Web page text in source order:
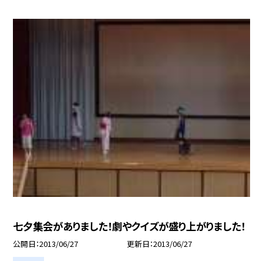
七夕集会がありました！劇やクイズが盛り上がりました！
公開日 2013/06/27 更新日 2013/06/27